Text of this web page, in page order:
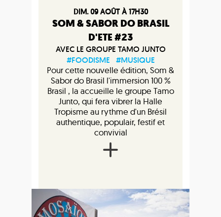
DIM. 09 AOÛT À 17H30
SOM & SABOR DO BRASIL
D'ETE #23
AVEC LE GROUPE TAMO JUNTO
#FOODISME
#MUSIQUE
Pour cette nouvelle édition, Som &
Sabor do Brasil l'immersion 100 %
Brasil , la accueille le groupe Tamo
Junto, qui fera vibrer la Halle
Tropisme au rythme d'un Brésil
authentique, populair, festif et
convivial